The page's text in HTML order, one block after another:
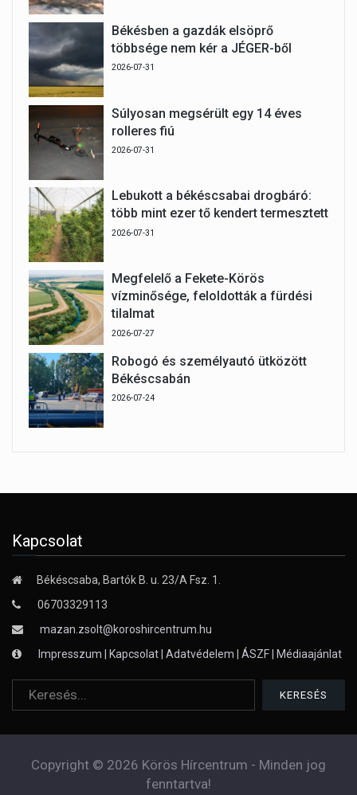
Békésben a gazdák elsöprő
többsége nem kér a JÉGER-ből
2026-07-31
Súlyosan megsérült egy 14 éves
rolleres fiú
2026-07-31
Lebukott a békéscsabai drogbáró:
több mint ezer tő kendert termesztett
2026-07-31
Megfelelő a Fekete-Körös
vízminősége, feloldották a fürdési
tilalmat
2026-07-27
Robogó és személyautó ütközött
Békéscsabán
2026-07-24
Kapcsolat
Békéscsaba, Bartók B. u. 23/A Fsz. 1.
06703329113
mazan.zsolt@koroshircentrum.hu
Impresszum
Kapcsolat Adatvédelem ÁSZF Médiaajánlat
Copyright © 2026 Körös Hírcentrum - Minden jog
fenntartva!